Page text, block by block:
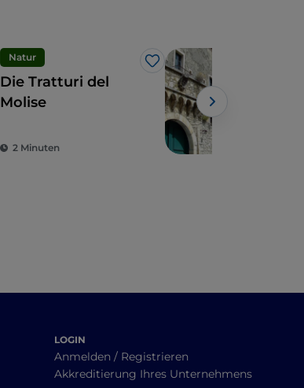
Natur
Like
Die Tratturi del
Molise
2 Minuten
LOGIN
Anmelden / Registrieren
Akkreditierung Ihres Unternehmens